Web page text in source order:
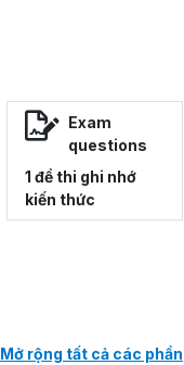
Exam
questions
1 đề thi ghi nhớ
kiến thức
Mở rộng tất cả các phần